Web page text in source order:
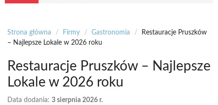
Strona główna / Firmy / Gastronomia /
Restauracje Pruszków
– Najlepsze Lokale w 2026 roku
Restauracje Pruszków – Najlepsze
Lokale w 2026 roku
Data dodania: 3 sierpnia 2026 r.